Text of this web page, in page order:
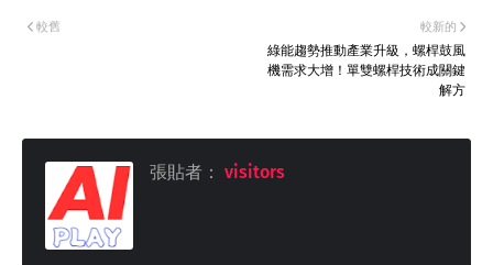
較新的
綠能趨勢推動產業升級，螺桿鼓風
機需求大增！單雙螺桿技術成關鍵
解方
較舊
張貼者： visitors